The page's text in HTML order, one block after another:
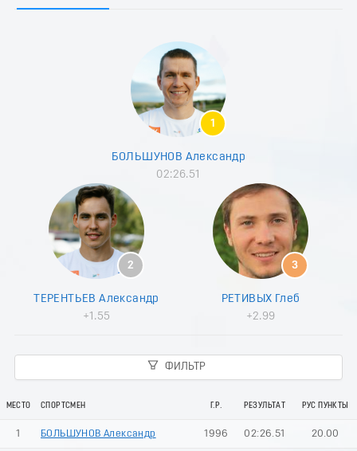
5
8
1
БОЛЬШУНОВ Александр
02:26.51
2
ТЕРЕНТЬЕВ Александр
+1.55
3
РЕТИВЫХ Глеб
+2.99
ФИЛЬТР
МЕСТО СПОРТСМЕН Г.Р. РЕЗУЛЬТАТ РУС ПУНКТЫ
1 БОЛЬШУНОВ Александр 1996 02:26.51 20.00